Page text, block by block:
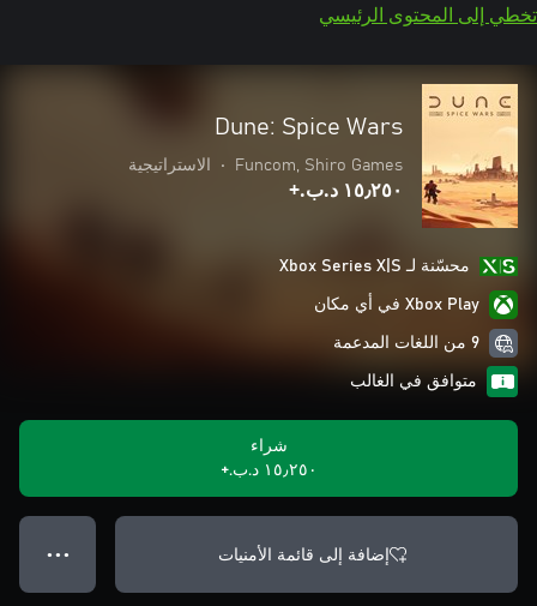
تخطي إلى المحتوى الرئيسي
Dune: Spice Wars
Funcom, Shiro Games
• الاستراتيجية
١٥٫٢٥٠ د.ب.‏+
محسّنة لـ Xbox Series X|S
Xbox Play في أي مكان
9 من اللغات المدعمة
متوافق في الغالب
شراء
١٥٫٢٥٠ د.ب.‏+
إضافة إلى قائمة الأمنيات ● ● ●